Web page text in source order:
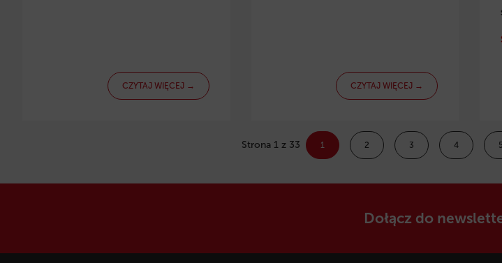
CZYTAJ WIĘCEJ → CZYTAJ WIĘCEJ →
Strona 1 z 33 1 2 3 4 5
Dołącz do